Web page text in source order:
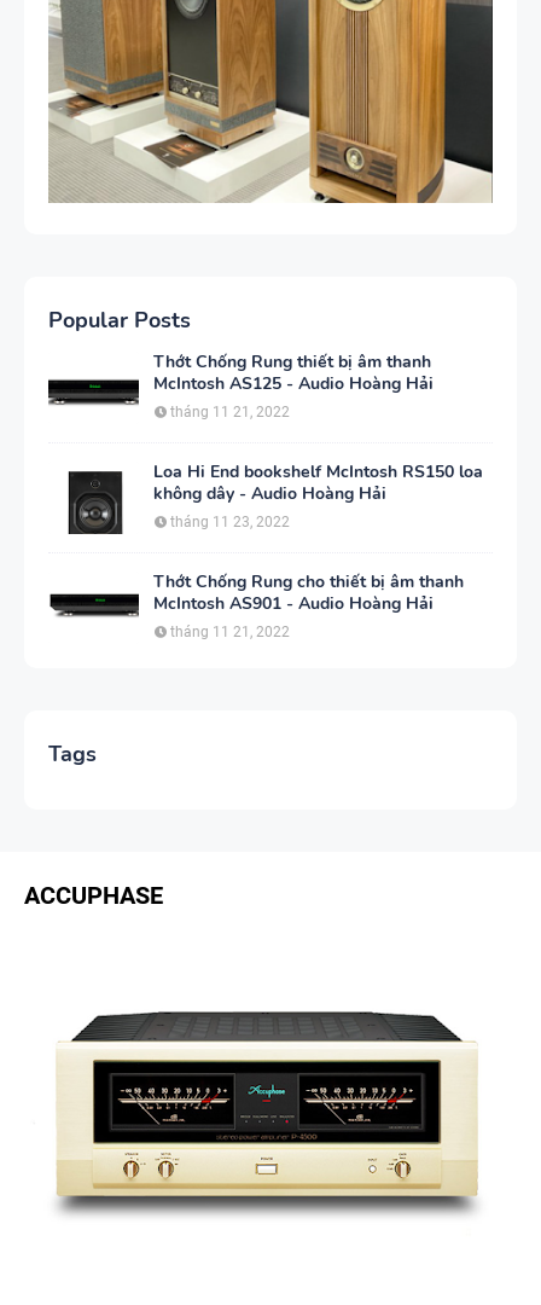
Popular Posts
Thớt Chống Rung thiết bị âm thanh
McIntosh AS125 - Audio Hoàng Hải
tháng 11 21, 2022
Loa Hi End bookshelf McIntosh RS150 loa
không dây - Audio Hoàng Hải
tháng 11 23, 2022
Thớt Chống Rung cho thiết bị âm thanh
McIntosh AS901 - Audio Hoàng Hải
tháng 11 21, 2022
Tags
ACCUPHASE